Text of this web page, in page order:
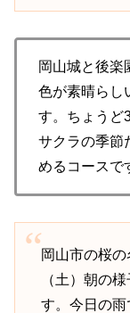
岡山城と後楽
色が素晴らし
す。ちょうど
サクラの季節
めるコースで
岡山市の桜
（土）朝の
す。今日の雨